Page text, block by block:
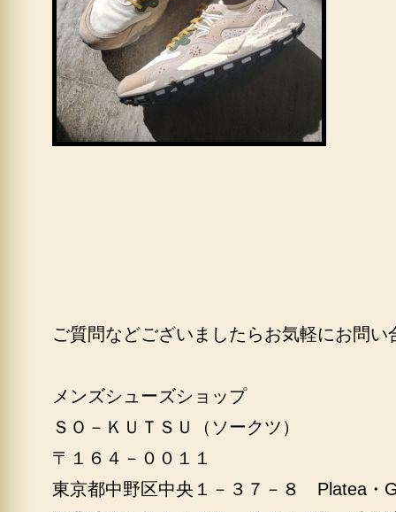
ご質問などございましたらお気軽にお問い
メンズシューズショップ
ＳＯ－ＫＵＴＳＵ（ソークツ）
〒１６４－００１１
東京都中野区中央１－３７－８ Platea・